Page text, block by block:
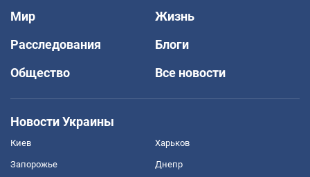
Мир
Жизнь
Расследования
Блоги
Общество
Все новости
Новости Украины
Киев Харьков
Запорожье Днепр